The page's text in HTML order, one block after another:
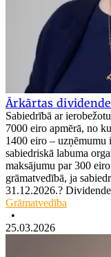
Ārkārtas
Sabiedrībā ar
7000 eiro apmērā, no
1400 eiro –
sabiedriskā labuma
maksājumu par 300
grāmatvedībā, ja
31.12.2026.?
Grāmatvedība
•
25.03.2026